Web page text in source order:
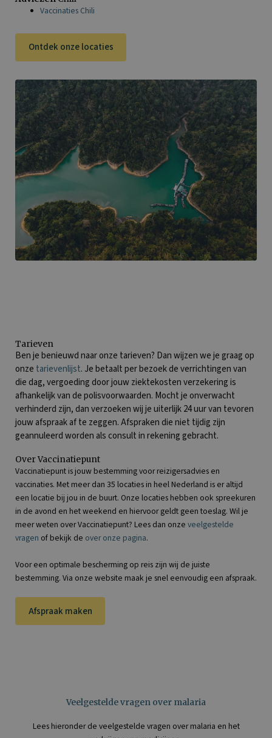
Vaccinaties Chili
Ontdek onze locaties
Tarieven
Ben je benieuwd naar onze tarieven? Dan wijzen we je graag op
onze tarievenlijst. Je betaalt per bezoek de verrichtingen van
die dag, vergoeding door jouw ziektekosten verzekering is
afhankelijk van de polisvoorwaarden. Mocht je onverwacht
verhinderd zijn, dan verzoeken wij je uiterlijk 24 uur van tevoren
jouw afspraak af te zeggen. Afspraken die niet tijdig zijn
geannuleerd worden als consult in rekening gebracht.
Over Vaccinatiepunt
Vaccinatiepunt is jouw bestemming voor reizigersadvies en
vaccinaties. Met meer dan 35 locaties in heel Nederland is er altijd
een locatie bij jou in de buurt. Onze locaties hebben ook spreekuren
in de avond en het weekend en hiervoor geldt geen toeslag. Wil je
meer weten over Vaccinatiepunt? Lees dan onze veelgestelde
vragen of bekijk de over onze pagina.
Voor een optimale bescherming op reis zijn wij de juiste
bestemming. Via onze website maak je snel eenvoudig een afspraak.
Afspraak maken
Veelgestelde vragen over malaria
Lees hieronder de veelgestelde vragen over malaria en het